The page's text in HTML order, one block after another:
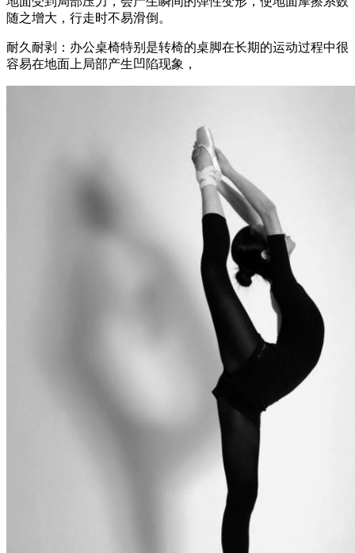
随之增大，行走时不易滑倒。
耐久耐剥：办公桌椅特别是转椅的桌脚在长期的运动过程中很
容易在地面上局部产生凹陷现象，